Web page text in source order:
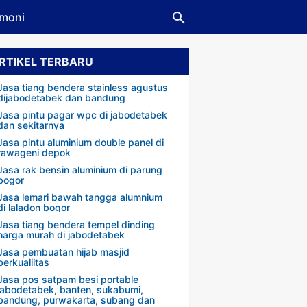
TERBARU
tiang bendera stainless agustus
dan bandung
pintu pagar wpc di jabodetabek
sekitarnya
pintu aluminium double panel di
depok
rak bensin aluminium di parung
lemari bawah tangga alumnium
laladon bogor
tiang bendera tempel dinding
murah di jabodetabek
pembuatan hijab masjid
pos satpam besi portable
banten, sukabumi,
purwakarta, subang dan